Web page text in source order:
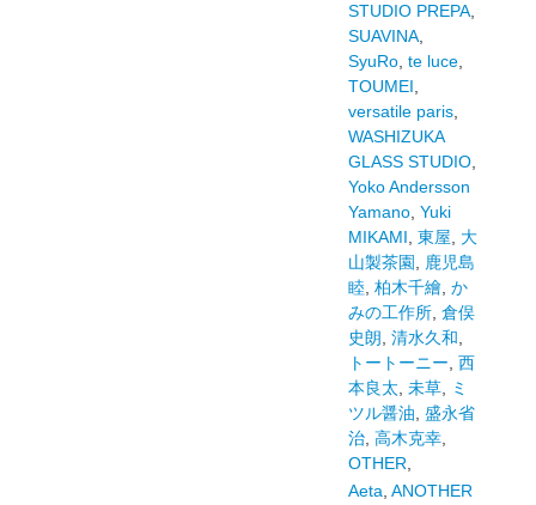
STUDIO PREPA,
SUAVINA,
SyuRo, te luce,
TOUMEI,
versatile paris,
WASHIZUKA
GLASS STUDIO,
Yoko Andersson
Yamano, Yuki
MIKAMI, 東屋, 大
山製茶園, 鹿児島
睦, 柏木千繪, か
みの工作所, 倉俣
史朗, 清水久和,
トートーニー, 西
本良太, 未草, ミ
ツル醤油, 盛永省
治, 高木克幸,
OTHER,
Aeta, ANOTHER